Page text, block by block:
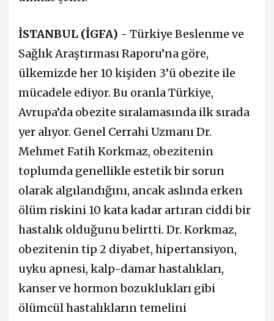
İSTANBUL (İGFA) - Türkiye Beslenme ve
Sağlık Araştırması Raporu’na göre,
ülkemizde her 10 kişiden 3’ü obezite ile
mücadele ediyor. Bu oranla Türkiye,
Avrupa’da obezite sıralamasında ilk sırada
yer alıyor. Genel Cerrahi Uzmanı Dr.
Mehmet Fatih Korkmaz, obezitenin
toplumda genellikle estetik bir sorun
olarak algılandığını, ancak aslında erken
ölüm riskini 10 kata kadar artıran ciddi bir
hastalık olduğunu belirtti. Dr. Korkmaz,
obezitenin tip 2 diyabet, hipertansiyon,
uyku apnesi, kalp-damar hastalıkları,
kanser ve hormon bozuklukları gibi
ölümcül hastalıkların temelini